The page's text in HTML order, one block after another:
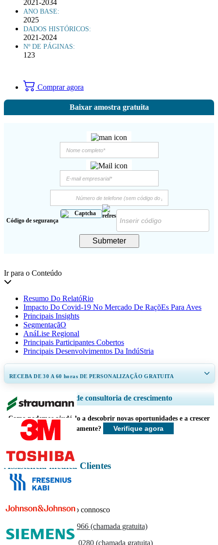
2021-2034
ANO BASE:
2025
DADOS HISTÓRICOS:
2021-2024
Nº DE PÁGINAS:
123
Comprar agora
Baixar amostra gratuita
Código de segurança
Submeter
Ir para o Conteúdo
Resumo Do RelatóRio
Impacto Do Covid-19 No Mercado De RaçõEs Para Aves
Principais Insights
SegmentaçãO
AnáLise Regional
Principais Participantes Cobertos
Principais Desenvolvimentos Da IndúStria
RECEBA DE 30 A 60 horas DE PERSONALIZAÇÃO GRATUITA
Ampliar a cobertura regional e por país, Análise de segmentos, Perfis de
empresas, Benchmarking competitivo, e insights sobre o usuário final.
Personalizar agora
Serviços de consultoria de crescimento
Como podemos ajudá-lo a descobrir novas oportunidades e a crescer
mais rapidamente?
Verifique agora
Assistência médica Clientes
Entre em contacto connosco
+1 833 909 2966 (chamada gratuita)
+44 808 502 0280 (chamada gratuita)